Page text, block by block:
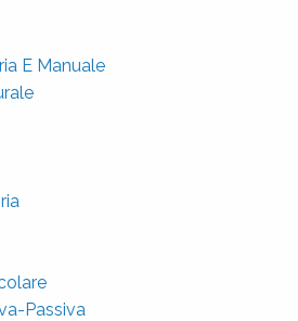
E Manuale
Passiva